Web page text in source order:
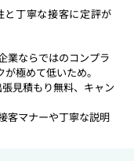
丁寧な接客に定評が
業ならではのコンプラ
極めて低いため。
見積もり無料、キャン
客マナーや丁寧な説明